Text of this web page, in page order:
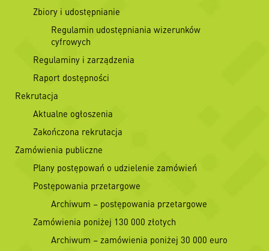
Zbiory i udostępnianie
Regulamin udostępniania wizerunków
cyfrowych
Regulaminy i zarządzenia
Raport dostępności
Rekrutacja
Aktualne ogłoszenia
Zakończona rekrutacja
Zamówienia publiczne
Plany postępowań o udzielenie zamówień
Postępowania przetargowe
Archiwum – postępowania przetargowe
Zamówienia poniżej 130 000 złotych
Archiwum – zamówienia poniżej 30 000 euro